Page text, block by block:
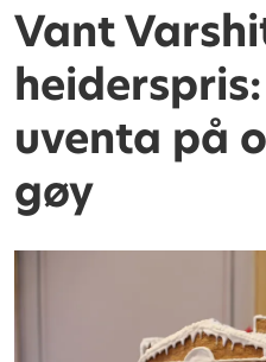
Vant
uventa på
gøy